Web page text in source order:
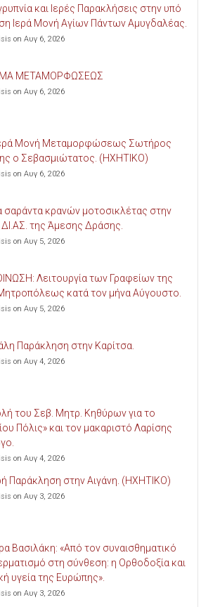
και Ιερές Παρακλήσεις στην υπό
Ιερά Μονή Αγίων Πάντων Αμυγδαλέας.
on Αυγ 6, 2026
ΜΕΤΑΜΟΡΦΩΣΕΩΣ
on Αυγ 6, 2026
Μονή Μεταμορφώσεως Σωτήρος
ο Σεβασμιώτατος. (ΗΧΗΤΙΚΟ)
on Αυγ 6, 2026
κρανών μοτοσικλέτας στην
της Άμεσης Δράσης.
on Αυγ 5, 2026
Λειτουργία των Γραφείων της
Μητροπόλεως κατά τον μήνα Αύγουστο.
on Αυγ 5, 2026
Παράκληση στην Καρίτσα.
on Αυγ 4, 2026
του Σεβ. Μητρ. Κηθύρων για το
Πόλις» και τον μακαριστό Λαρίσης
on Αυγ 4, 2026
Παράκληση στην Αιγάνη. (ΗΧΗΤΙΚΟ)
on Αυγ 3, 2026
Βασιλάκη: «Από τον συναισθηματικό
στη σύνθεση: η Ορθοδοξία και
υγεία της Ευρώπης».
on Αυγ 3, 2026